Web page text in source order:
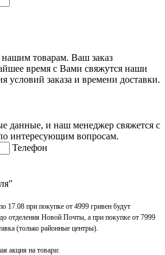
нашим товарам. Ваш заказ
время с Вами свяжутся наши
условий заказа и времени доставки.
данные, и наш менеджер свяжется с
интересующим вопросам.
Телефон
17.08 при покупке от 4999 гривен будут
до отделения Новой Почты, а при покупке от 7999
(только районные центры).
акция на товари: